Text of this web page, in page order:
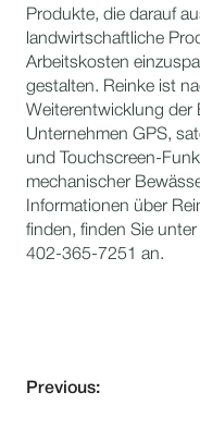
Produkte, die darauf
landwirtschaftliche
Arbeitskosten
gestalten. Reinke ist
Weiterentwicklung der
Unternehmen GPS,
und Touchscreen-
mechanischer
Informationen über
finden, finden Sie unter
402-365-7251 an.
Previous: